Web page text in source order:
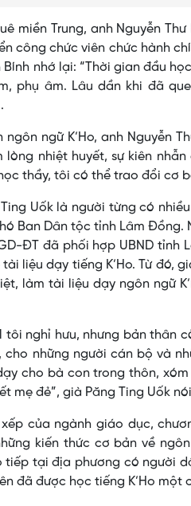
miền Trung, anh Nguyễn
công chức viên chức hành
Bính nhớ lại: “Thời gian đầu
phụ âm. Lâu dần khi đã
ngôn ngữ K’Ho, anh Nguyễn
lòng nhiệt huyết, sự kiên
thầy, tôi có thể trao đổi cơ
Uốk là người từng có
Ban Dân tộc tỉnh Lâm Đồng.
ĐT đã phối hợp UBND tỉnh
liệu dạy tiếng K’Ho. Từ đó,
làm tài liệu dạy ngôn ngữ
tôi nghỉ hưu, nhưng bản thân
cho những người cán bộ và
cho bà con trong thôn,
mẹ đẻ”, già Păng Ting Uốk
của ngành giáo dục,
kiến thức cơ bản về
tiếp tại địa phương có người
đã được học tiếng K’Ho một